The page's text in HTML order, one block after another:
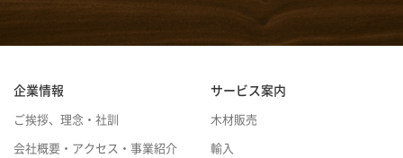
企業情報
ご挨拶、理念・社訓
会社概要・アクセス・事業紹介
サービス案内
木材販売
輸入